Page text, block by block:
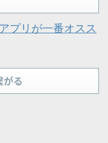
プリが一番オスス
る